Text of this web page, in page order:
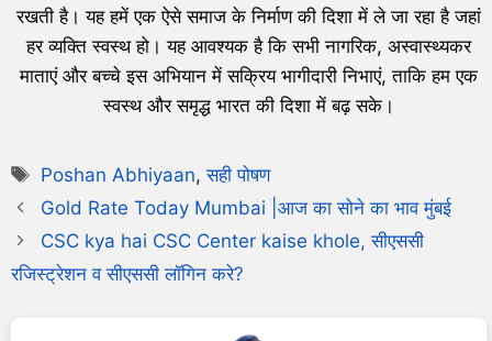
रखती है। यह हमें एक ऐसे समाज के निर्माण की दिशा में ले जा रहा है जहां
हर व्यक्ति स्वस्थ हो। यह आवश्यक है कि सभी नागरिक, अस्वास्थ्यकर
माताएं और बच्चे इस अभियान में सक्रिय भागीदारी निभाएं, ताकि हम एक
स्वस्थ और समृद्ध भारत की दिशा में बढ़ सके।
Poshan Abhiyaan,सही पोषण
Gold Rate Today Mumbai |आज का सोने का भाव मुंबई
CSC kya hai CSC Center kaise khole, सीएससी
रजिस्ट्रेशन व सीएससी लॉगिन करे?